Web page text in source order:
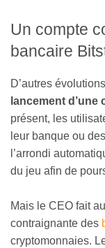
Un compte
bancaire
D’autres
lancement
présent, les
leur banque ou
l’arrondi
du jeu afin de
Mais le CEO fait
contraignante des
cryptomonnaies.